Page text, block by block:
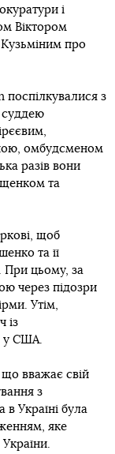
і
Віктором
про
поспілкувалися з
омбудсменом
разів вони
та
щоб
та її
При цьому, за
через підозри
Утім,
із
у США.
вважає свій
з
Україні була
яке